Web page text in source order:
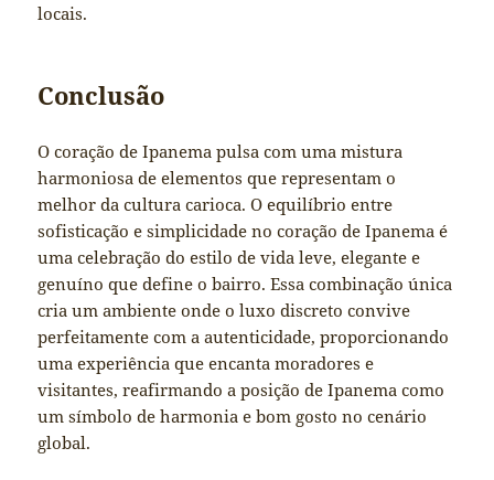
locais.
Conclusão
O coração de Ipanema pulsa com uma mistura
harmoniosa de elementos que representam o
melhor da cultura carioca. O equilíbrio entre
sofisticação e simplicidade no coração de Ipanema é
uma celebração do estilo de vida leve, elegante e
genuíno que define o bairro. Essa combinação única
cria um ambiente onde o luxo discreto convive
perfeitamente com a autenticidade, proporcionando
uma experiência que encanta moradores e
visitantes, reafirmando a posição de Ipanema como
um símbolo de harmonia e bom gosto no cenário
global.